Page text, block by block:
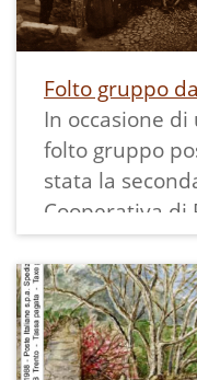
data da cui è
quaderno che
antecedente.
Folto gruppo
In occasione
folto gruppo
stata la
Cooperativa di
al 1971.
Possiamo
vecchio
pubblica coi
con il classico